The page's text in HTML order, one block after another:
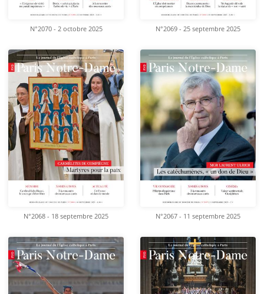
N°2070 - 2 octobre 2025 N°2069 - 25 septembre 2025
N°2068 - 18 septembre 2025 N°2067 - 11 septembre 2025